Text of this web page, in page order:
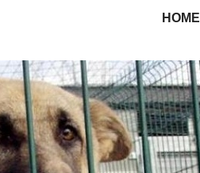
HOME